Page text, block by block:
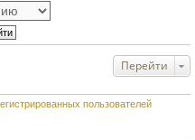
Перейти
пользователей